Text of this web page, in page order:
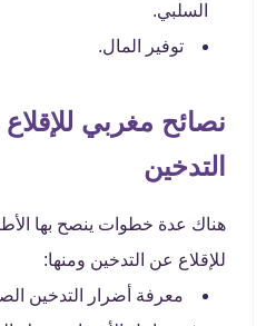
السلبي.
توفير المال.
نصائح مغربي
التدخين
هناك عدة خطوات ينصح بها
للإقلاع عن التدخين ومنها:
معرفة أضرار التدخين